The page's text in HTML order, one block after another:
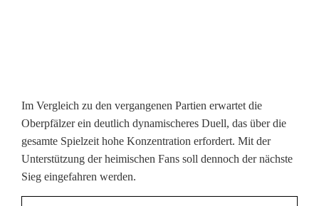
s
p
i
e
Im Vergleich zu den vergangenen Partien erwartet die
Oberpfälzer ein deutlich dynamischeres Duell, das über die
gesamte Spielzeit hohe Konzentration erfordert. Mit der
Unterstützung der heimischen Fans soll dennoch der nächste
Sieg eingefahren werden.